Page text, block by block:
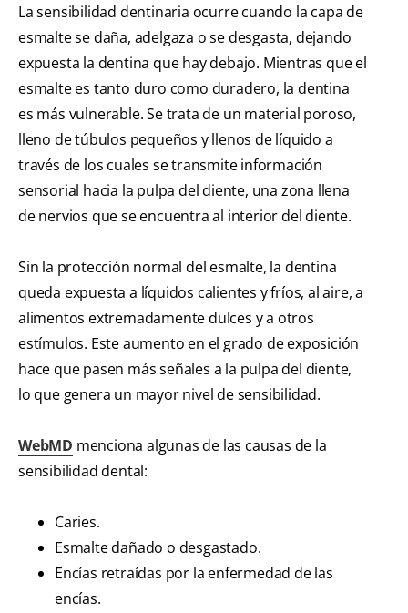
La sensibilidad dentinaria ocurre cuando la capa de
esmalte se daña, adelgaza o se desgasta, dejando
expuesta la dentina que hay debajo. Mientras que el
esmalte es tanto duro como duradero, la dentina
es más vulnerable. Se trata de un material poroso,
lleno de túbulos pequeños y llenos de líquido a
través de los cuales se transmite información
sensorial hacia la pulpa del diente, una zona llena
de nervios que se encuentra al interior del diente.
Sin la protección normal del esmalte, la dentina
queda expuesta a líquidos calientes y fríos, al aire, a
alimentos extremadamente dulces y a otros
estímulos. Este aumento en el grado de exposición
hace que pasen más señales a la pulpa del diente,
lo que genera un mayor nivel de sensibilidad.
WebMD menciona algunas de las causas de la
sensibilidad dental:
Caries.
Esmalte dañado o desgastado.
Encías retraídas por la enfermedad de las
encías.